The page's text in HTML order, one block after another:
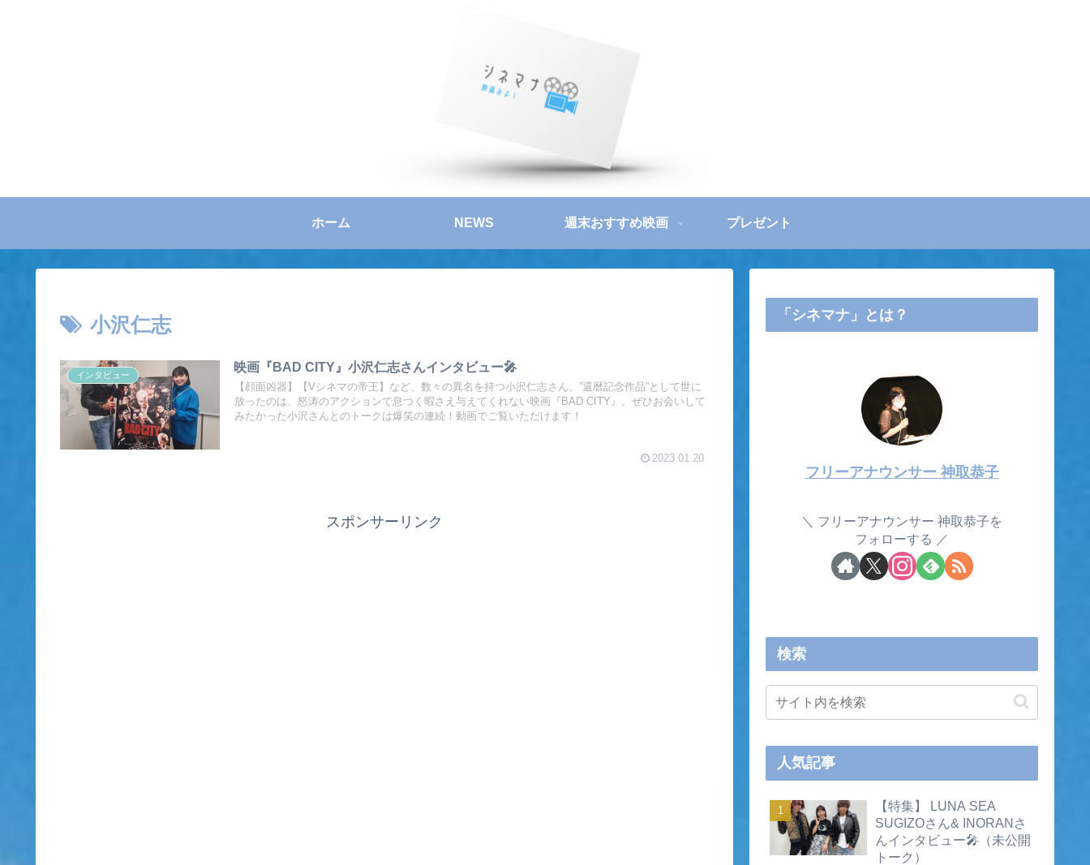
ホーム NEWS 週末おすすめ映画 プレゼント
小沢仁志
インタビュー
映画『BAD CITY』小沢仁志さんインタビュー🎤
【顔面凶器】【Vシネマの帝王】など、数々の異名を持つ小沢仁志さん。”還暦記念作品”として世に
放ったのは、怒涛のアクションで息つく暇さえ与えてくれない映画『BAD CITY』。ぜひお会いして
みたかった小沢さんとのトークは爆笑の連続！動画でご覧いただけます！
2023.01.20
スポンサーリンク
「シネマナ」とは？
フリーアナウンサー 神取恭子
フリーアナウンサー 神取恭子を
フォローする
検索
人気記事
【特集】 LUNA SEA
SUGIZOさん& INORANさ
んインタビュー🎤（未公開
トーク）